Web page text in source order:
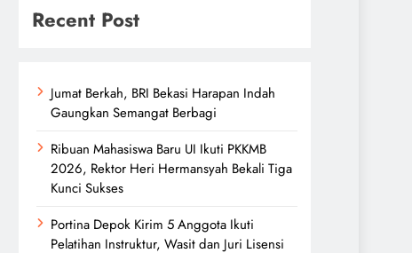
Recent Post
Jumat Berkah, BRI Bekasi Harapan Indah
Gaungkan Semangat Berbagi
Ribuan Mahasiswa Baru UI Ikuti PKKMB
2026, Rektor Heri Hermansyah Bekali Tiga
Kunci Sukses
Portina Depok Kirim 5 Anggota Ikuti
Pelatihan Instruktur, Wasit dan Juri Lisensi